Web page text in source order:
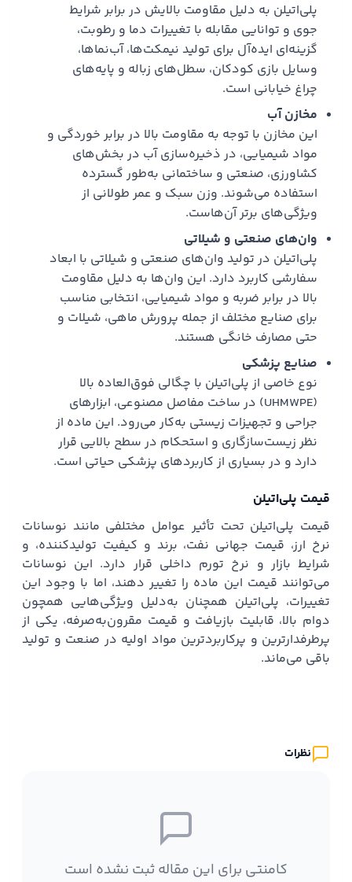
پلی‌اتیلن به دلیل مقاومت بالایش در برابر شرایط
جوی و توانایی مقابله با تغییرات دما و رطوبت،
گزینه‌ای ایده‌آل برای تولید نیمکت‌ها، آب‌نماها،
وسایل بازی کودکان، سطل‌های زباله و پایه‌های
چراغ خیابانی است.
مخازن آب
این مخازن با توجه به مقاومت بالا در برابر خوردگی و
مواد شیمیایی، در ذخیره‌سازی آب در بخش‌های
کشاورزی، صنعتی و ساختمانی به‌طور گسترده
استفاده می‌شوند. وزن سبک و عمر طولانی از
ویژگی‌های برتر آن‌هاست.
وان‌های صنعتی و شیلاتی
پلی‌اتیلن در تولید وان‌های صنعتی و شیلاتی با ابعاد
سفارشی کاربرد دارد. این وان‌ها به دلیل مقاومت
بالا در برابر ضربه و مواد شیمیایی، انتخابی مناسب
برای صنایع مختلف از جمله پرورش ماهی، شیلات و
حتی مصارف خانگی هستند.
صنایع پزشکی
نوع خاصی از پلی‌اتیلن با چگالی فوق‌العاده بالا
(UHMWPE) در ساخت مفاصل مصنوعی، ابزارهای
جراحی و تجهیزات زیستی به‌کار می‌رود. این ماده از
نظر زیست‌سازگاری و استحکام در سطح بالایی قرار
دارد و در بسیاری از کاربردهای پزشکی حیاتی است.
قیمت پلی‌اتیلن
قیمت پلی‌اتیلن تحت تأثیر عوامل مختلفی مانند نوسانات
نرخ ارز، قیمت جهانی نفت، برند و کیفیت تولیدکننده، و
شرایط بازار و نرخ تورم داخلی قرار دارد. این نوسانات
می‌توانند قیمت این ماده را تغییر دهند، اما با وجود این
تغییرات، پلی‌اتیلن همچنان به‌دلیل ویژگی‌هایی همچون
دوام بالا، قابلیت بازیافت و قیمت مقرون‌به‌صرفه، یکی از
پرطرفدارترین و پرکاربردترین مواد اولیه در صنعت و تولید
باقی می‌ماند.
نظرات
کامنتی برای این مقاله ثبت نشده است